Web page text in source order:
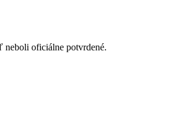
neboli oficiálne potvrdené.